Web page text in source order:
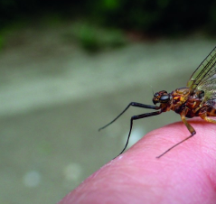
Vidéos
MP-Books
Press